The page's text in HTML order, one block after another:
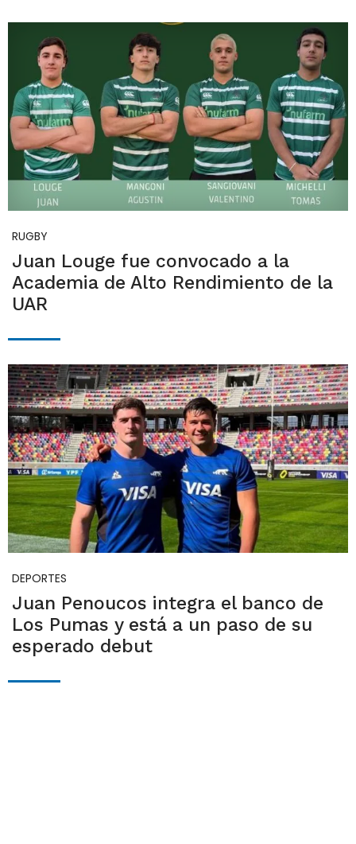
RUGBY
Juan Louge fue convocado a la
Academia de Alto Rendimiento de la
UAR
DEPORTES
Juan Penoucos integra el banco de
Los Pumas y está a un paso de su
esperado debut